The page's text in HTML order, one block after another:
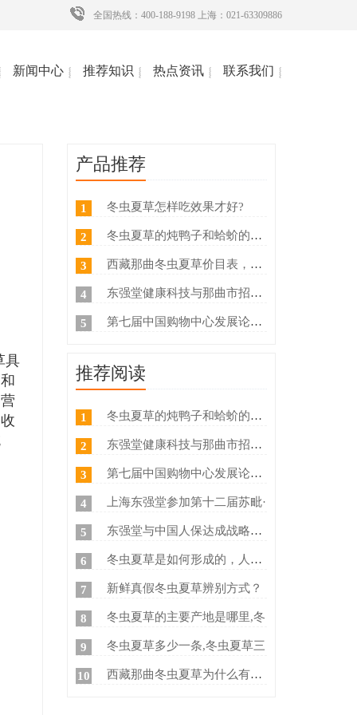
全国热线：400-188-9198 上海：021-63309886
新闻中心 推荐知识 热点资讯 联系我们
具
产品推荐
1 冬虫夏草怎样吃效果才好?
2 冬虫夏草的炖鸭子和蛤蚧的方法
3 西藏那曲冬虫夏草价目表，冬虫夏草如何分等级 ？什么价
4 东强堂健康科技与那曲市招商局达成战略合作
5 第七届中国购物中心发展论坛在上海浦东国际会议中心成功举办
推荐阅读
1 冬虫夏草的炖鸭子和蛤蚧的方法
2 东强堂健康科技与那曲市招商局
3 第七届中国购物中心发展论坛在
4 上海东强堂参加第十二届苏毗·
5 东强堂与中国人保达成战略合作
6 冬虫夏草是如何形成的，人工养
7 新鲜真假冬虫夏草辨别方式？
8 冬虫夏草的主要产地是哪里,冬
9 冬虫夏草多少一条,冬虫夏草三
10 西藏那曲冬虫夏草为什么有那么